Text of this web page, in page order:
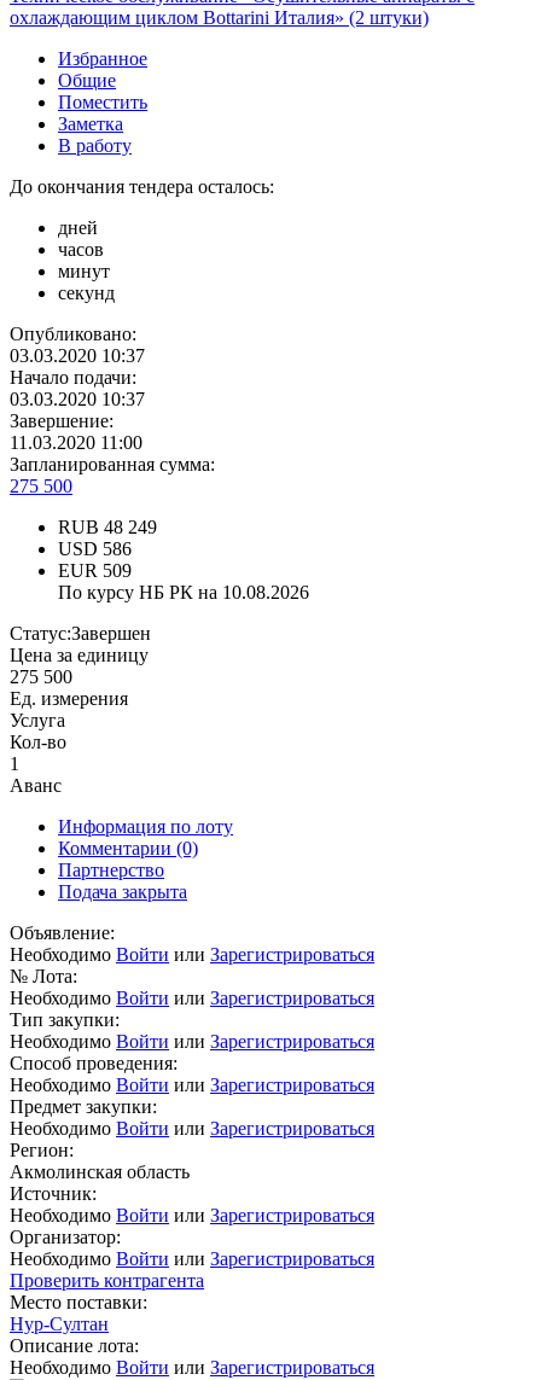
охлаждающим циклом Bottarini Италия» (2 штуки)
Избранное
Общие
Поместить
Заметка
В работу
До окончания тендера осталось:
дней
часов
минут
секунд
Опубликовано:
03.03.2020 10:37
Начало подачи:
03.03.2020 10:37
Завершение:
11.03.2020 11:00
Запланированная сумма:
275 500
RUB 48 249
USD 586
EUR 509
По курсу НБ РК на 10.08.2026
Статус:Завершен
Цена за единицу
275 500
Ед. измерения
Услуга
Кол-во
1
Аванс
Информация по лоту
Комментарии (0)
Партнерство
Подача закрыта
Объявление:
Необходимо Войти или Зарегистрироваться
№ Лота:
Необходимо Войти или Зарегистрироваться
Тип закупки:
Необходимо Войти или Зарегистрироваться
Способ проведения:
Необходимо Войти или Зарегистрироваться
Предмет закупки:
Необходимо Войти или Зарегистрироваться
Регион:
Акмолинская область
Источник:
Необходимо Войти или Зарегистрироваться
Организатор:
Необходимо Войти или Зарегистрироваться
Проверить контрагента
Место поставки:
Нур-Султан
Описание лота:
Необходимо Войти или Зарегистрироваться